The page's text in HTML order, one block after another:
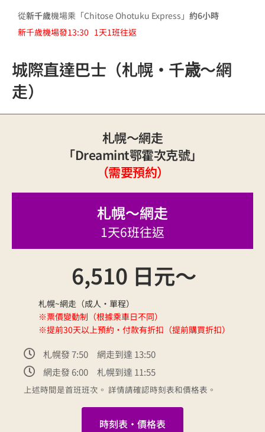
從新千歲機場乘「Chitose Ohotuku Express」 約6小時
新千歲機場發13:30 1天1班往返
城際直達巴士（札幌・千歳～網
走）
札幌～網走
「Dreamint鄂霍次克號」
（需要預約）
札幌～網走
1天6班往返
6,510 日元～
札幌~網走（成人・單程）
※票價變動制（根據乘車日不同）
※提前30天以上預約・付款有折扣（提前購買折扣）
札幌發 7:50 網走到達 13:50
網走發 6:00 札幌到達 11:55
上述時間是首班班次。 詳情請確認時刻表和價格表。
時刻表・價格表